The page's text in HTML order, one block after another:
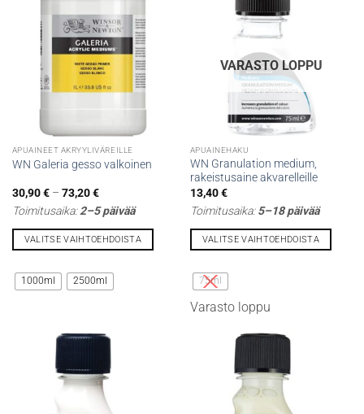
APUAINEET AKRYYLIVÄREILLE
WN Galeria gesso valkoinen
30,90€ – 73,20€Hintaluokka:
-
Toimitusaika:2–5 päivää
VALITSE VAIHTOEHDOISTA
tuotteella
on
1000ml 2500ml
VARASTO LOPPU
APUAINEHAKU
WN Granulation medium,
rakeistusaine akvarelleille
13,40€
Toimitusaika:5–18 päivää
VALITSE VAIHTOEHDOISTA
tuotteella
on
useampi
75ml
Varasto loppu